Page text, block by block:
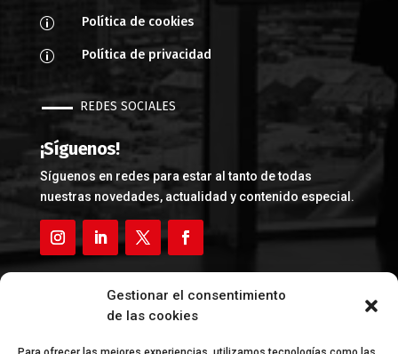
Gestionar el consentimiento
de las cookies
p Política de cookies
p Política de privacidad
REDES SOCIALES
¡Síguenos!
Síguenos en redes para estar al tanto de todas
nuestras novedades, actualidad y contenido especial.
FINANCIADA POR LA UNIÓN EUROPEA –
NEXTGENERATIONEU